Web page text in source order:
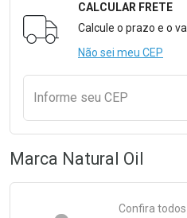
Formulário para
CALCULAR FRETE
Calcule o prazo e o
Não sei meu CEP
Informe seu CEP
Marca Natural Oil
Confira